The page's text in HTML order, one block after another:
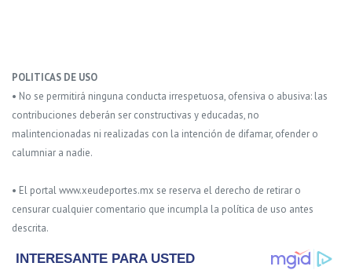
POLITICAS DE USO
• No se permitirá ninguna conducta irrespetuosa, ofensiva o abusiva: las
contribuciones deberán ser constructivas y educadas, no
malintencionadas ni realizadas con la intención de difamar, ofender o
calumniar a nadie.
• El portal www.xeudeportes.mx se reserva el derecho de retirar o
censurar cualquier comentario que incumpla la política de uso antes
descrita.